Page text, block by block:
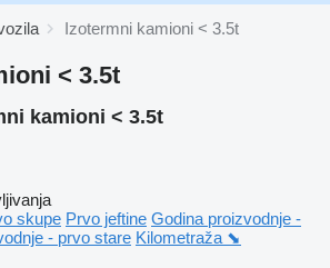
Izotermni kamioni < 3.5t
< 3.5t
kamioni < 3.5t
skupe Prvo jeftine Godina proizvodnje -
- prvo stare Kilometraža ⬊